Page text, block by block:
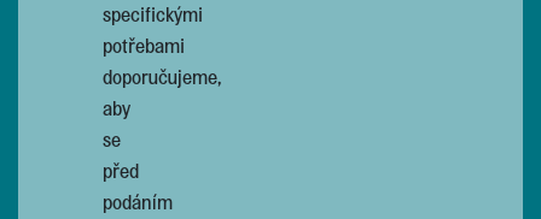
specifickými
potřebami
doporučujeme,
aby
se
před
podáním